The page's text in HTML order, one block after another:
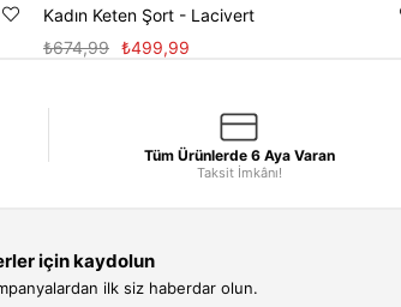
Kadın Keten Şort - Lacivert
₺499,99
₺674,99
Tüm Ürünlerde 6 Aya Varan
Taksit İmkânı!
için kaydolun
ilk siz haberdar olun.